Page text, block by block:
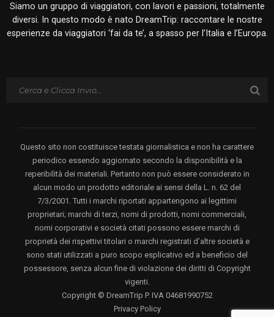
Siamo un gruppo di viaggiatori, con lavori e passioni, totalmente
diversi. In questo modo è nato DreamTrip: raccontare le nostre
esperienze da viaggiatori ‘fai da te’, a spasso per l’Italia e l’Europa.
Questo sito non costituisce testata giornalistica e non ha carattere
periodico essendo aggiornato secondo la disponibilità e la
reperibilità dei materiali. Pertanto non può essere considerato in
alcun modo un prodotto editoriale ai sensi della L. n. 62 del
7/3/2001. Tutti i marchi riportati appartengono ai legittimi
proprietari; marchi di terzi, nomi di prodotti, nomi commerciali,
nomi corporativi e società citati possono essere marchi di
proprietà dei rispettivi titolari o marchi registrati d’altre società e
sono stati utilizzati a puro scopo esplicativo ed a beneficio del
possessore, senza alcun fine di violazione dei diritti di Copyright
vigenti.
Copyright © DreamTrip P. IVA 04681990752
Privacy Policy